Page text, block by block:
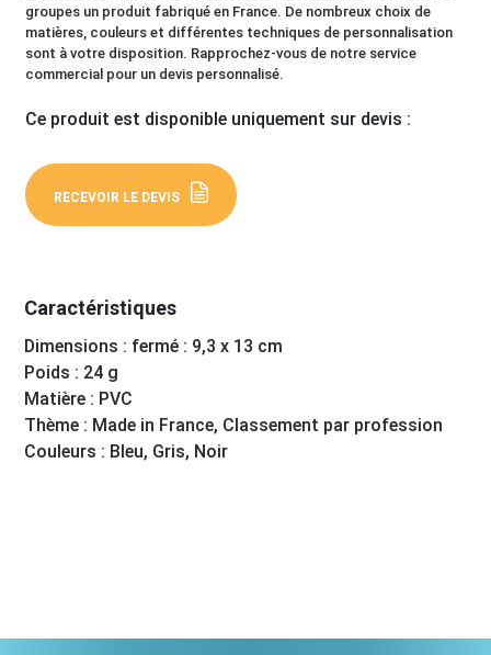
groupes un produit fabriqué en France. De nombreux choix de
matières, couleurs et différentes techniques de personnalisation
sont à votre disposition. Rapprochez-vous de notre service
commercial pour un devis personnalisé.
Ce produit est disponible uniquement sur devis :
RECEVOIR LE DEVIS
Caractéristiques
Dimensions : fermé : 9,3 x 13 cm
Poids : 24 g
Matière : PVC
Thème : Made in France, Classement par profession
Couleurs : Bleu, Gris, Noir